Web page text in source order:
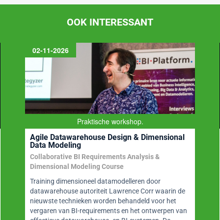
OOK INTERESSANT
BI-Platform
Business Intelligence, Datawarehousing, Big Data
en Datamanagement
data, analytics en data science maar ook
datamanagement en datamodelleren. BI-Platform is
een onmisbare bron van informatie met o.a. blogs
door thought leaders, nieuws, (video)interviews,